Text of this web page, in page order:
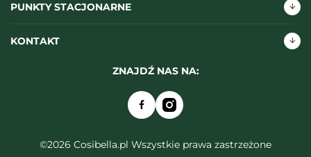
PUNKTY STACJONARNE
KONTAKT
ZNAJDŹ NAS NA:
©2026 Cosibella.pl Wszystkie prawa zastrzeżone